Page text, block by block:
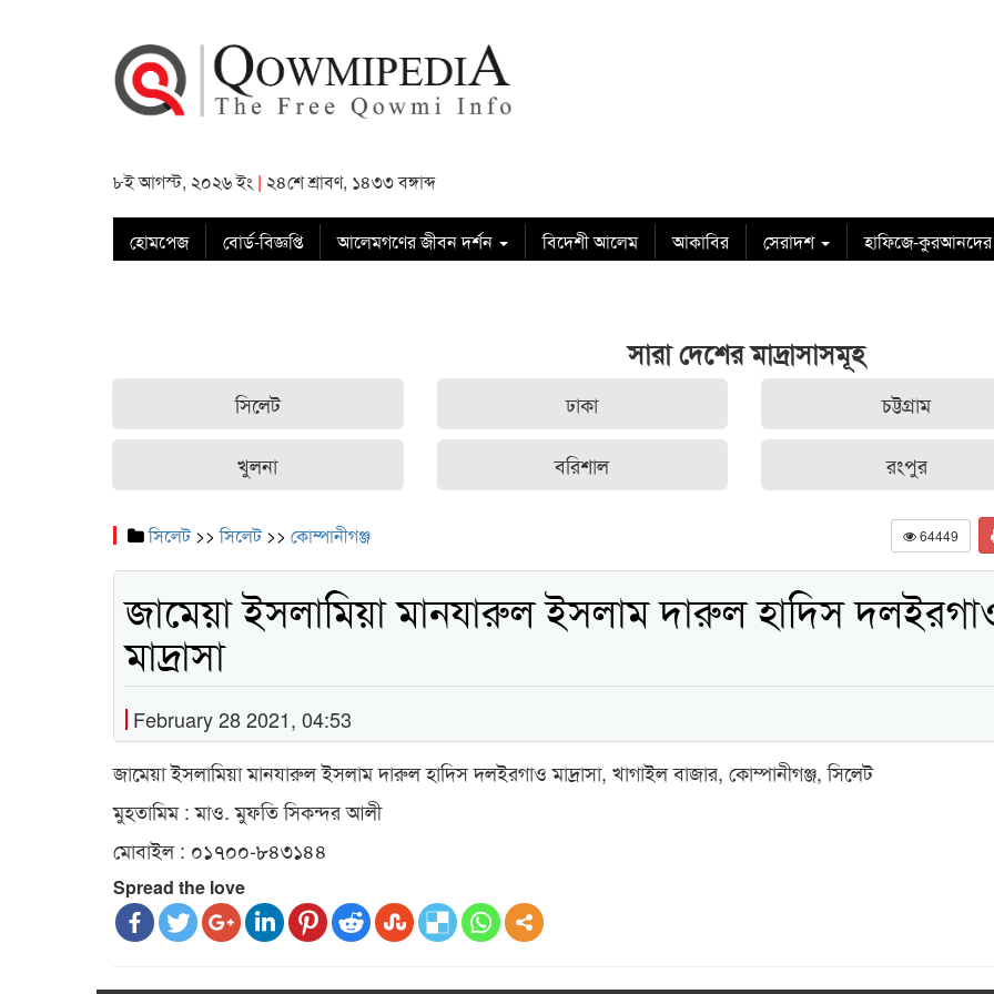
৮ই আগস্ট, ২০২৬ ইং | ২৪শে শ্রাবণ, ১৪৩৩ বঙ্গাব্দ
হোমপেজ বোর্ড-বিজ্ঞপ্তি আলেমগণের জীবন দর্শন বিদেশী আলেম আকাবির সেরাদশ হাফিজে-কুরআনদের
সারা দেশের মাদ্রাসাসমূহ
সিলেট ঢাকা চট্টগ্রাম
খুলনা বরিশাল রংপুর
সিলেট>>সিলেট>> কোম্পানীগঞ্জ 64449
জামেয়া ইসলামিয়া মানযারুল ইসলাম দারুল হাদিস
মাদ্রাসা
February 28 2021, 04:53
জামেয়া ইসলামিয়া মানযারুল ইসলাম দারুল হাদিস দলইরগাও মাদ্রাসা, খাগাইল বাজার, কোম্পানীগঞ্জ, সিলেট
মুহতামিম : মাও. মুফতি সিকন্দর আলী
মোবাইল : ০১৭০০-৮৪৩১৪৪
Spread the love